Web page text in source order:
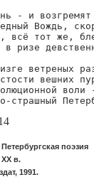
- и
Вождь,
всё тот же,
ризе
ветреных
вешних
воли
страшный
поэзия
в.
1991.